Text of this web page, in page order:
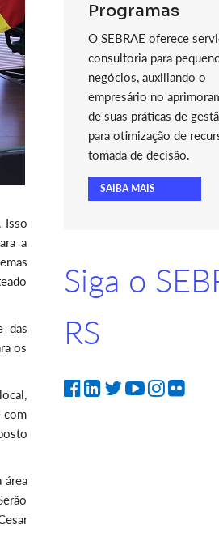
Isso
a
das
os
com
área
Programas
O SEBRAE oferece
consultoria para
negócios, auxiliando o
empresário no
de suas práticas de
para otimização de
tomada de decisão.
SAIBA MAIS
Siga o
RS